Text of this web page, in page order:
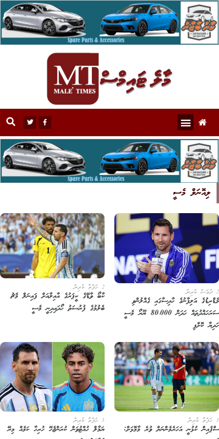
ލިއޮނަލް މެސީ
އަލިފާނުގެ ހާދިސާގައި ގެއްލުންވި
ސަރަހައްދުތައް ހަދަން 80،000 ޔޫރޯ މެސީ
ކޮށްފި
ކާބޯ ވާޑޭގެ ކީޕަރުގެ އާއިލާއަށް ފައިނަލް މެޗު
ބެލުމުގެ ފުރުސަތު ހޯދައިދިނީ މެސީ
ކުޅުނީ އަހަރެމެންނަށް ވުރެ މާމޮޅަށް:
ޔަމާލް ހުއްޓުވަން ކުރަންޖެހޭ ހުރިހާ ކަމެއް މިރޭ